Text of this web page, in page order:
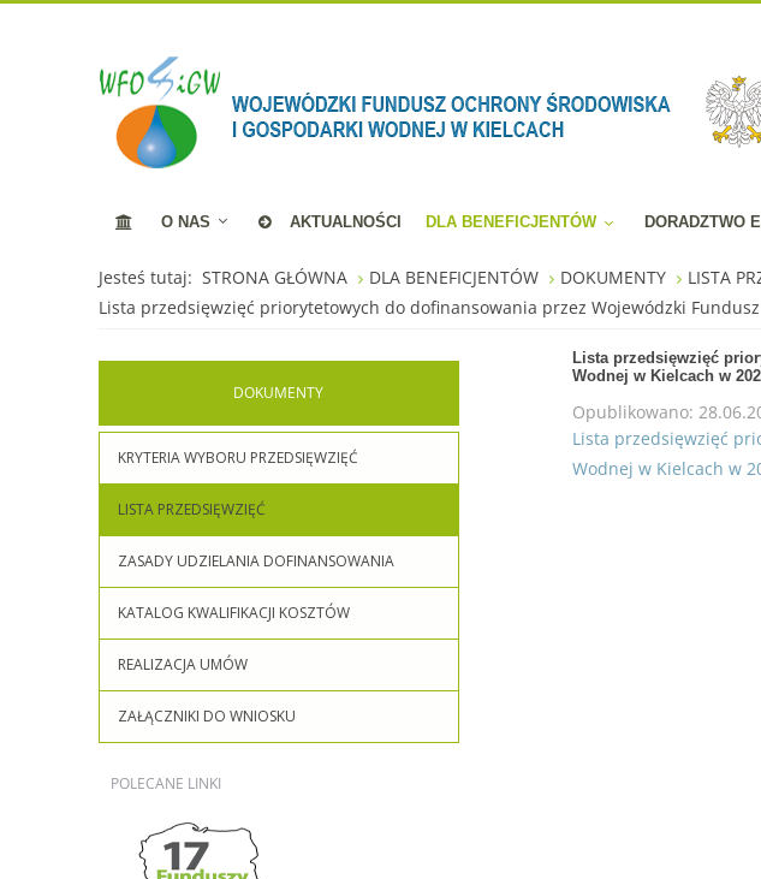
O NAS AKTUALNOŚCI DLA BENEFICJENTÓW DORADZTWO
Jesteś tutaj: STRONA GŁÓWNA DLA BENEFICJENTÓW DOKUMENTY
LISTA
Lista przedsięwzięć priorytetowych do dofinansowania przez Wojewódzki
Lista przedsięwzięć
Wodnej w Kielcach w
Opublikowano:
Lista przedsięwzięć
Wodnej w Kielcach w
DOKUMENTY
KRYTERIA WYBORU PRZEDSIĘWZIĘĆ
LISTA PRZEDSIĘWZIĘĆ
ZASADY UDZIELANIA DOFINANSOWANIA
KATALOG KWALIFIKACJI KOSZTÓW
REALIZACJA UMÓW
ZAŁĄCZNIKI DO WNIOSKU
POLECANE LINKI